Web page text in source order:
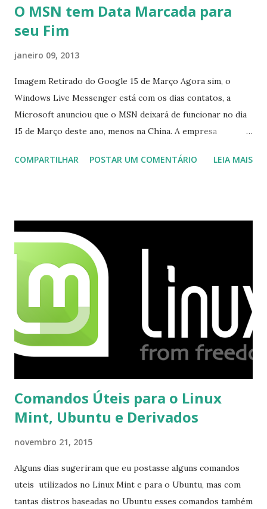
O MSN tem Data Marcada para
seu Fim
janeiro 09, 2013
Imagem Retirado do Google 15 de Março Agora sim, o
Windows Live Messenger está com os dias contatos, a
Microsoft anunciou que o MSN deixará de funcionar no dia
15 de Março deste ano, menos na China. A empresa
integrado com o serviço do MSN, segundo a empresa, os
o Windows Live (assim como muitos profissionais de TI) ,
mesmo na versão para Linux, claro, sempre existem outras
opções e o Pidgin, que se mostra como opção.
COMPARTILHAR POSTAR UM COMENTÁRIO LEIA MAIS
Comandos Úteis para o Linux
Mint, Ubuntu e Derivados
novembro 21, 2015
Alguns dias sugeriram que eu postasse alguns comandos
uteis utilizados no Linux Mint e para o Ubuntu, mas com
tantas distros baseadas no Ubuntu esses comandos também